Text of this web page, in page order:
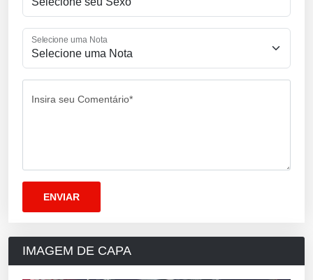
Selecione uma Nota
Insira seu Comentário*
IMAGEM DE CAPA